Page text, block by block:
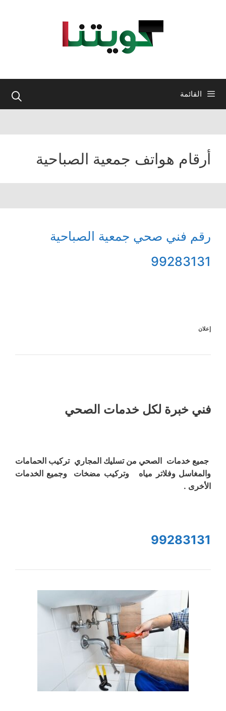
القائمة
أرقام هواتف جمعية الصباحية
رقم فني صحي جمعية الصباحية
99283131
إعلان
فني خبرة لكل خدمات الصحي
جميع خدمات الصحي من تسليك المجاري تركيب الحمامات
والمغاسل وفلاتر مياه وتركيب مضخات وجميع الخدمات
الأخرى .
99283131